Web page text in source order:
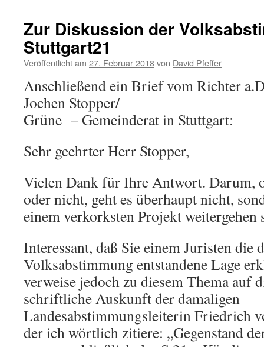
Zur Diskussion der
Stuttgart21
Veröffentlicht am 27. Februar 2018von David Pfeffer
Anschließend ein Brief vom Richter
Jochen Stopper/
Grüne – Gemeinderat in Stuttgart:
Sehr geehrter Herr Stopper,
Vielen Dank für Ihre Antwort. Darum,
oder nicht, geht es überhaupt nicht,
einem verkorksten Projekt weitergehen
Interessant, daß Sie einem Juristen die
Volksabstimmung entstandene Lage
verweise jedoch zu diesem Thema auf
schriftliche Auskunft der damaligen
Landesabstimmungsleiterin Friedrich
der ich wörtlich zitiere: „Gegenstand